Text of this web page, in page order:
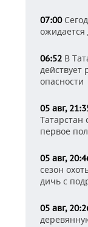
07:00
ожидается
06:52 В
действует
опасности
05 авг,
Татарстан
первое
05 авг,
сезон
дичь с
05 авг,